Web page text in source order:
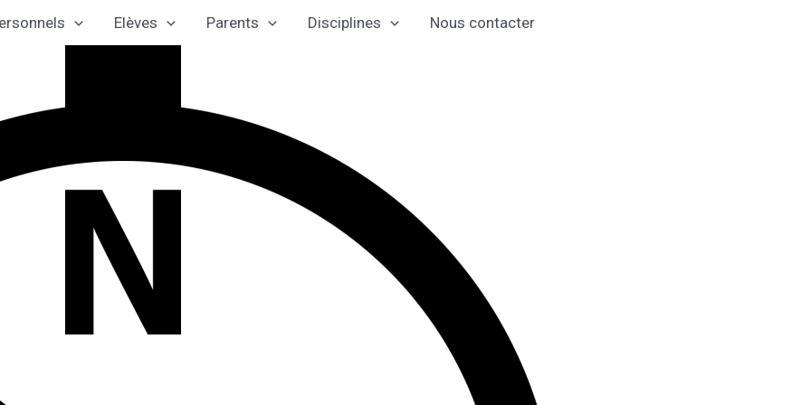
Elèves Parents Disciplines Nous contacter